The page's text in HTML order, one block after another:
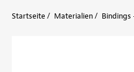
Startseite Materialien Bindings